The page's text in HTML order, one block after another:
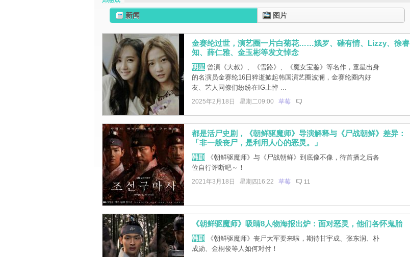
新闻 图片
金赛纶过世，演艺圈一片白菊花……娥罗、磪有情、Lizzy、徐睿
知、薛仁雅、金玉彬等发文悼念
明星曾演《大叔》、《雪路》、《魔女宝鉴》等名作，童星出身
的名演员金赛纶16日猝逝掀起韩国演艺圈波澜，金赛纶圈内好
友、艺人同僚们纷纷在IG上悼 ...
2025年2月18日 星期二09:00 草莓
都是活尸史剧，《朝鲜驱魔师》导演解释与《尸战朝鲜》差异：
「非一般丧尸，是利用人心的恶灵。」
韩剧 《朝鲜驱魔师》与《尸战朝鲜》到底像不像，待首播之后各
位自行评断吧～！
2021年3月18日 星期四16:22 草莓 11
《朝鲜驱魔师》吸睛8人物海报出炉：面对恶灵，他们各怀鬼胎
韩剧 《朝鲜驱魔师》丧尸大军要来啦，期待甘宇成、张东润、朴
成勋、金桐俊等人如何对付！